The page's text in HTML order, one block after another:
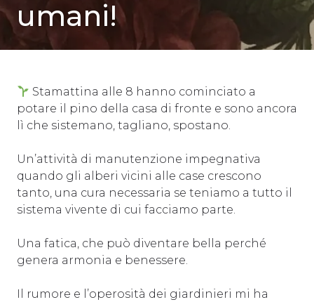
umani!
Stamattina alle 8 hanno cominciato a
potare il pino della casa di fronte e sono ancora
lì che sistemano, tagliano, spostano.
Un’attività di manutenzione impegnativa
quando gli alberi vicini alle case crescono
tanto, una cura necessaria se teniamo a tutto il
sistema vivente di cui facciamo parte.
Una fatica, che può diventare bella perché
genera armonia e benessere.
Il rumore e l’operosità dei giardinieri mi ha